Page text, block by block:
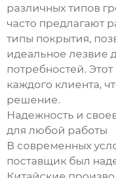
различных типов
часто предлагают
типы покрытия,
идеальное лезвие
потребностей.
каждого клиента,
решение.
Надежность и
для любой работы
В современных
поставщик был